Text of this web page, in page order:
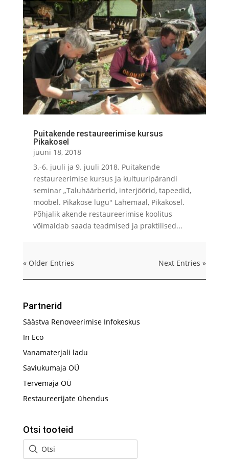
Puitakende restaureerimise kursus
Pikakosel
juuni 18, 2018
3.-6. juuli ja 9. juuli 2018. Puitakende
restaureerimise kursus ja kultuuripärandi
seminar „Taluhäärberid, interjöörid, tapeedid,
mööbel. Pikakose lugu" Lahemaal, Pikakosel.
Põhjalik akende restaureerimise koolitus
võimaldab saada teadmised ja praktilised...
« Older Entries Next Entries »
Partnerid
Säästva Renoveerimise Infokeskus
In Eco
Vanamaterjali ladu
Saviukumaja OÜ
Tervemaja OÜ
Restaureerijate ühendus
Otsi tooteid